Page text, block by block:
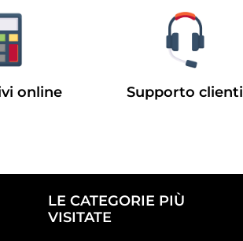
online Supporto clienti
LE CATEGORIE PIÙ
VISITATE